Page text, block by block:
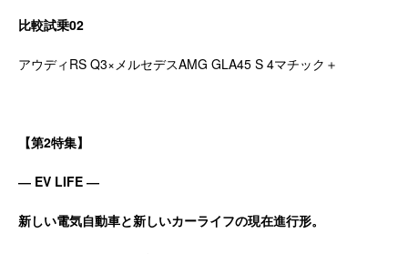
比較試乗02
アウディRS Q3×メルセデスAMG GLA45 S 4マチック＋
【第2特集】
― EV LIFE ―
新しい電気自動車と新しいカーライフの現在進行形。